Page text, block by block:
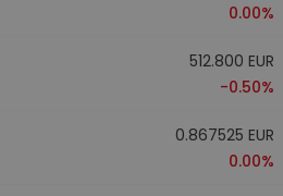
0.00%
512.800 EUR
-0.50%
0.867525 EUR
0.00%